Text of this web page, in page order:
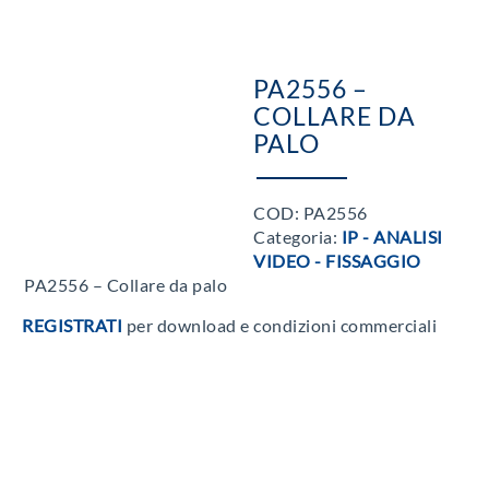
PA2556 –
COLLARE DA
PALO
COD: PA2556
Categoria: IP - ANALISI
VIDEO - FISSAGGIO
PA2556 – Collare da palo
REGISTRATI per download e condizioni commerciali